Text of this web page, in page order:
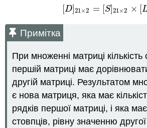
[D]21×2 = [S]21×2 × [
D] 21× 2= S] 21×2 × L]
Примітка
При множенні матриці кількість
першій матриці має
другій матриці. Результатом
є нова матриця, яка має
рядків першої матриці, і яка має
стовпців, рівну значенню